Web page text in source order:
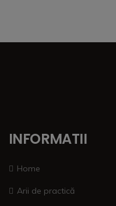
INFORMATII
Home
Arii de practică